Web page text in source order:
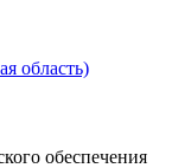
область)
обеспечения